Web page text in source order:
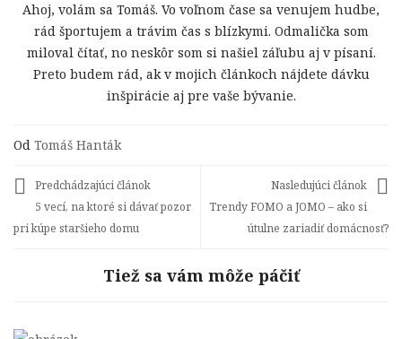
Ahoj, volám sa Tomáš. Vo voľnom čase sa venujem hudbe,
rád športujem a trávim čas s blízkymi. Odmalička som
miloval čítať, no neskôr som si našiel záľubu aj v písaní.
Preto budem rád, ak v mojich článkoch nájdete dávku
inšpirácie aj pre vaše bývanie.
Od Tomáš Hanták
Predchádzajúci článok
5 vecí, na ktoré si dávať pozor
pri kúpe staršieho domu
Nasledujúci článok
Trendy FOMO a JOMO – ako si
útulne zariadiť domácnosť?
Tiež sa vám môže páčiť